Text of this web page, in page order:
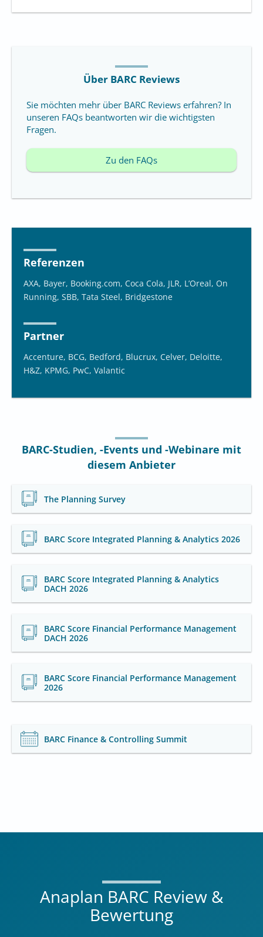
Über BARC Reviews
Sie möchten mehr über BARC Reviews erfahren? In
unseren FAQs beantworten wir die wichtigsten
Fragen.
Zu den FAQs
Referenzen
AXA, Bayer, Booking.com, Coca Cola, JLR, L’Oreal, On
Running, SBB, Tata Steel, Bridgestone
Partner
Accenture, BCG, Bedford, Blucrux, Celver, Deloitte,
H&Z, KPMG, PwC, Valantic
BARC-Studien, -Events und -Webinare mit
diesem Anbieter
The Planning Survey
BARC Score Integrated Planning & Analytics 2026
BARC Score Integrated Planning & Analytics
DACH 2026
BARC Score Financial Performance Management
DACH 2026
BARC Score Financial Performance Management
2026
BARC Finance & Controlling Summit
Anaplan BARC Review &
Bewertung